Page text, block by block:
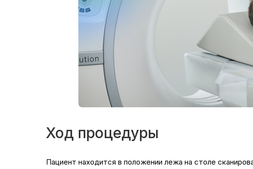
Ход процедуры
Пациент находится в положении лежа на столе